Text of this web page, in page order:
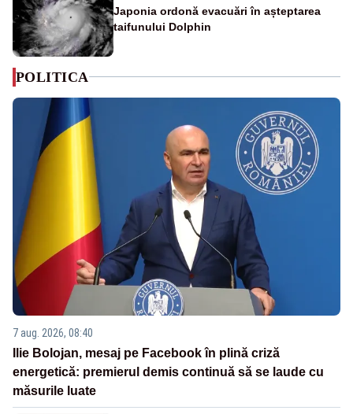
Japonia ordonă evacuări în așteptarea
taifunului Dolphin
POLITICA
7 aug. 2026, 08:40
Ilie Bolojan, mesaj pe Facebook în plină criză
energetică: premierul demis continuă să se laude cu
măsurile luate